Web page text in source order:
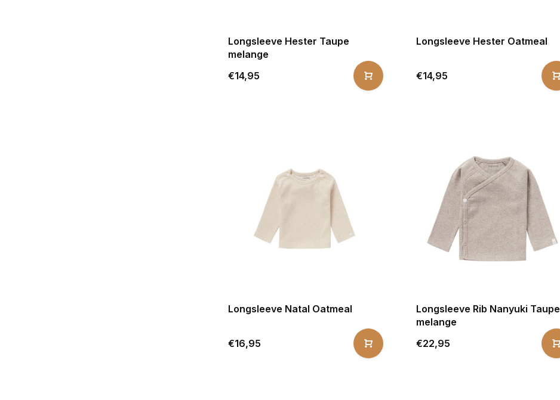
Longsleeve Hester Taupe
melange
€14,95
Longsleeve Hester Oatmeal
€14,95
Longsleeve Natal Oatmeal
€16,95
Longsleeve Rib Nanyuki Taupe
melange
€22,95